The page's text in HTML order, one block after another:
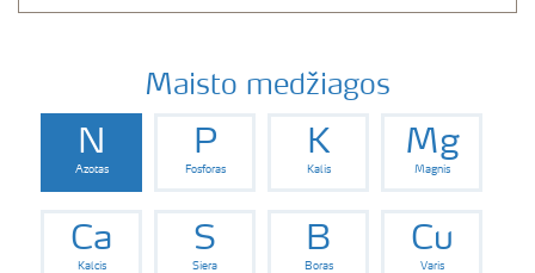
Maisto medžiagos
N
Azotas
P
Fosforas
K
Kalis
Mg
Magnis
Ca
Kalcis
S
Siera
B
Boras
Cu
Varis